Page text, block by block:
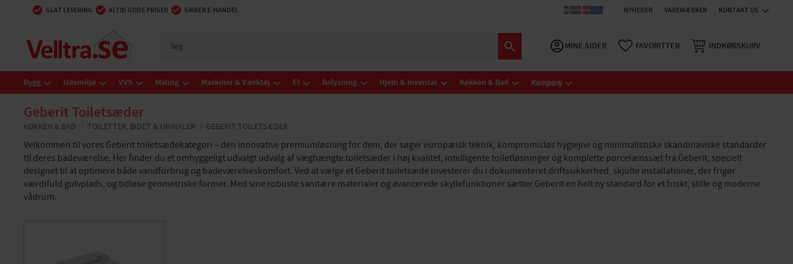
GLAT LEVERING ALTID GODE PRISER SIKKER E-HANDEL NYHEDER VAREMÆRKER KONTAKT OS
MINE SIDER FAVORITTER INDKØBSKURV
Bygg Udemiljø VVS Maling Maskiner & Værktøj El Belysning Hjem & Inventar Køkken & Bad Kampanj
Geberit Toiletsæder
KØKKEN & BAD TOILETTER, BIDET & URINALER GEBERIT TOILETSÆDER
Velkommen til vores Geberit toiletsædekategori – den innovative premiumløsning for dem, der søger europæisk teknik, kompromisløs hygiejne og minimalistiske skandinaviske standarder
til deres badeværelse. Her finder du et omhyggeligt udvalgt udvalg af væghængte toiletsæder i høj kvalitet, intelligente toiletløsninger og komplette porcelænssæt fra Geberit, specielt
designet til at optimere både vandforbrug og badeværelseskomfort. Ved at vælge et Geberit toiletsæde investerer du i dokumenteret driftssikkerhed, skjulte installationer, der frigør
værdifuld gulvplads, og tidløse geometriske former. Med sine robuste sanitære materialer og avancerede skyllefunktioner sætter Geberit en helt ny standard for et friskt, stille og moderne
vådrum.